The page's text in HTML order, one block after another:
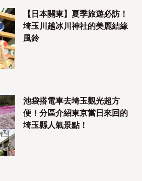
【日本關東】夏季旅遊必訪！
埼玉川越冰川神社的美麗結緣
風鈴
池袋搭電車去埼玉觀光超方
便！分區介紹東京當日來回的
埼玉縣人氣景點！